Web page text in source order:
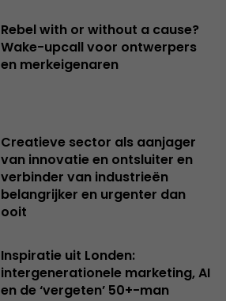
Rebel with or without a cause?
Wake-upcall voor ontwerpers
en merkeigenaren
Creatieve sector als aanjager
van innovatie en ontsluiter en
verbinder van industrieën
belangrijker en urgenter dan
ooit
Inspiratie uit Londen:
intergenerationele marketing, AI
en de ‘vergeten’ 50+-man